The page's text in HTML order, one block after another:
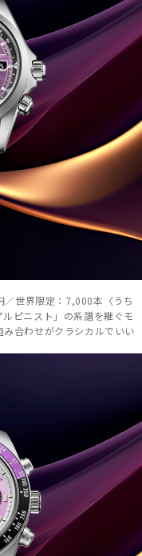
世界限定：7,000本〈うち
ピニスト」の系譜を継ぐモ
合わせがクラシカルでいい